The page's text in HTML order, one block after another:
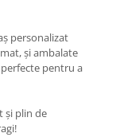
personalizat
și ambalate
pentru a
și plin de